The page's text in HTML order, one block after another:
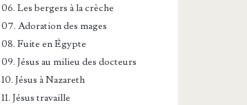
06. Les bergers à la crèche
07. Adoration des mages
08. Fuite en Égypte
09. Jésus au milieu des docteurs
10. Jésus à Nazareth
11. Jésus travaille